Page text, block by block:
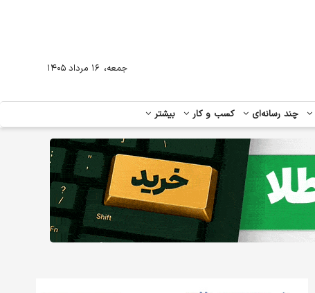
چند رسانه‌ای کسب و کار بیشتر
جمعه، ۱۶ مرداد ۱۴۰۵